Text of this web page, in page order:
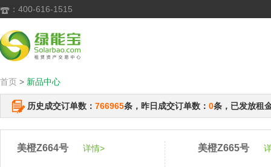
 ：400-616-1515
首页 > 新品中心
历史成交订单数： 766965条，昨日成交订单数： 0条，已发放租
美橙Z664号 详情> 美橙Z665号